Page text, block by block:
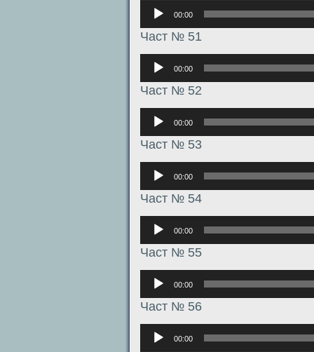
Аудиоплеер
00:00
Част № 51
Аудиоплеер
00:00
Част № 52
Аудиоплеер
00:00
Част № 53
Аудиоплеер
00:00
Част № 54
Аудиоплеер
00:00
Част № 55
Аудиоплеер
00:00
Част № 56
Аудиоплеер
00:00